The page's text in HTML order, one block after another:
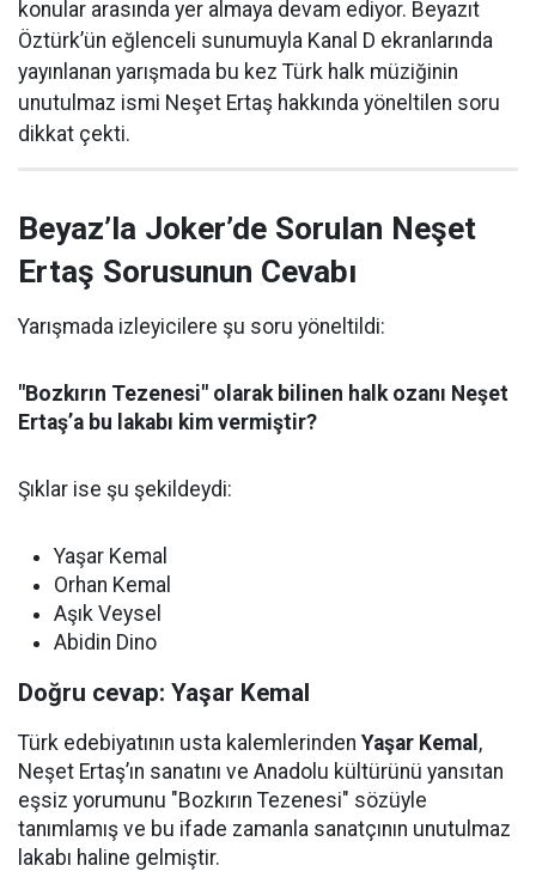
konular arasında yer almaya devam ediyor. Beyazıt
Öztürk’ün eğlenceli sunumuyla Kanal D ekranlarında
yayınlanan yarışmada bu kez Türk halk müziğinin
unutulmaz ismi Neşet Ertaş hakkında yöneltilen soru
dikkat çekti.
Beyaz’la Joker’de Sorulan Neşet
Ertaş Sorusunun Cevabı
Yarışmada izleyicilere şu soru yöneltildi:
"Bozkırın Tezenesi" olarak bilinen halk ozanı Neşet
Ertaş’a bu lakabı kim vermiştir?
Şıklar ise şu şekildeydi:
Yaşar Kemal
Orhan Kemal
Aşık Veysel
Abidin Dino
Doğru cevap: Yaşar Kemal
Türk edebiyatının usta kalemlerinden Yaşar Kemal ,
Neşet Ertaş’ın sanatını ve Anadolu kültürünü yansıtan
eşsiz yorumunu "Bozkırın Tezenesi" sözüyle
tanımlamış ve bu ifade zamanla sanatçının unutulmaz
lakabı haline gelmiştir.